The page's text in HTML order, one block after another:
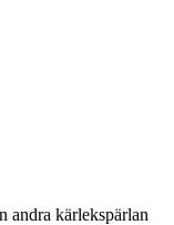
andra kärlekspärlan